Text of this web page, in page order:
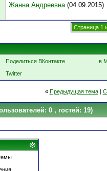
Жанна Андреевна(04.09.2015)
Страница 1
Поделиться ВКонтакте
в
Twitter
« Предыдущая тема|
0 , гостей: 19)